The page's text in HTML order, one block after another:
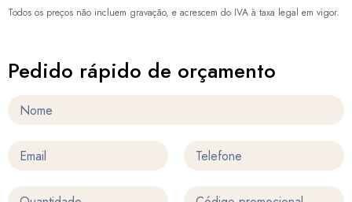
Todos os preços não incluem gravação, e acrescem do IVA à taxa legal em vigor.
Pedido rápido de orçamento